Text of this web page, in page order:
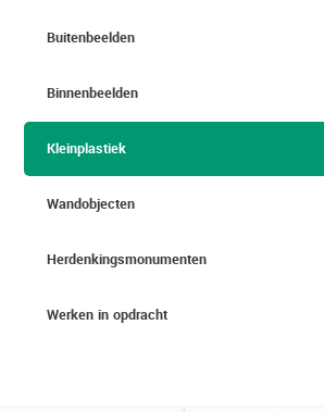
Buitenbeelden
Binnenbeelden
Kleinplastiek
Wandobjecten
Herdenkingsmonumenten
Werken in opdracht